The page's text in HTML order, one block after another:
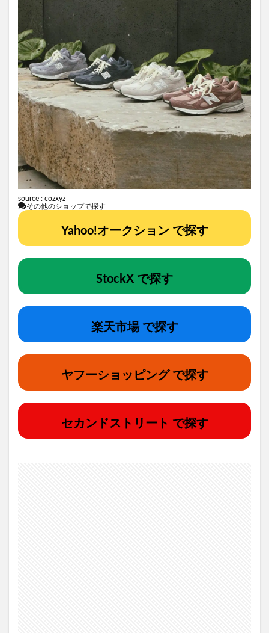
source : cozxyz
その他のショップで探す
Yahoo!オークション で探す
StockX で探す
楽天市場 で探す
ヤフーショッピング で探す
セカンドストリート で探す